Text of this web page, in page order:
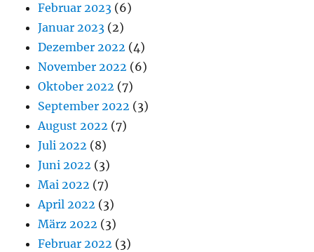
Februar 2023 (6)
Januar 2023 (2)
Dezember 2022 (4)
November 2022 (6)
Oktober 2022 (7)
September 2022 (3)
August 2022 (7)
Juli 2022 (8)
Juni 2022 (3)
Mai 2022 (7)
April 2022 (3)
März 2022 (3)
Februar 2022 (3)